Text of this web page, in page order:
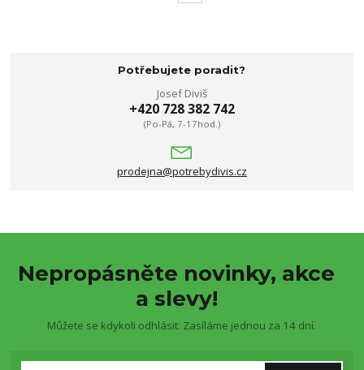
Potřebujete poradit?
Josef Diviš
+420 728 382 742
(Po-Pá, 7-17hod.)
prodejna@potrebydivis.cz
Nepropásněte novinky, akce
a slevy!
Můžete se kdykoli odhlásit. Zasíláme jednou za 14 dní.